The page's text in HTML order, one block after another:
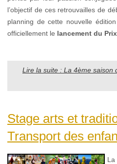
l’objectif de ces retrouvailles de
planning de cette nouvelle
officiellement le lancement du Prix
Lire la suite : La 4ème saison
Stage arts et
Transport des